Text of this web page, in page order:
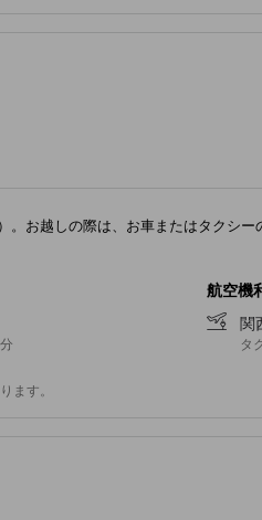
お越しの際は、お車またはタクシ
航空機
関
タ
ます。